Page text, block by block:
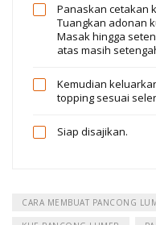
Panaskan cetakan
Tuangkan adonan
Masak hingga
atas masih
Kemudian
topping sesuai
Siap disajikan.
CARA MEMBUAT PANCONG